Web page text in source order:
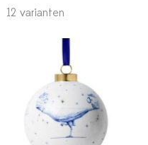
12 varianten